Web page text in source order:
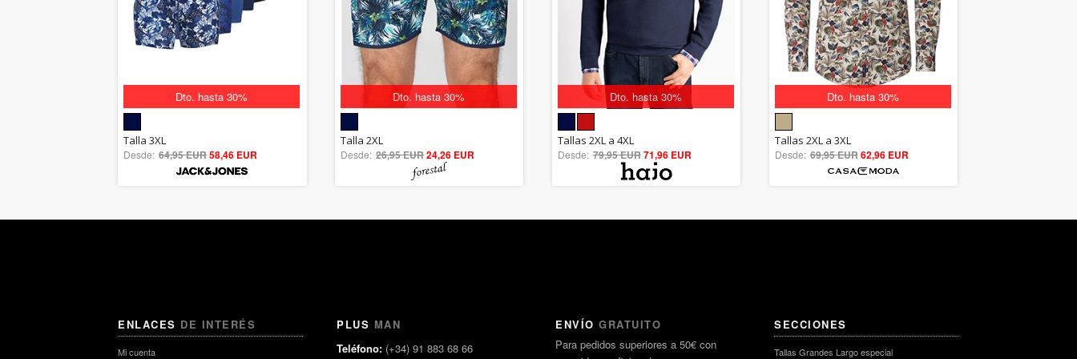
Dto. hasta 30%
out of 5
Talla 3XL
Desde: 64,95 EUR58,46 EUR
Dto. hasta 30%
out of 5
Talla 2XL
Desde: 26,95 EUR24,26 EUR
Dto. hasta 30%
5.00
out of 5
Tallas 2XL a 4XL
Desde: 79,95 EUR71,96 EUR
Dto. hasta 30%
5.00
out of 5
Tallas 2XL a 3XL
Desde: 69,95 EUR62,96 EUR
ENLACES DE INTERÉS
Mi cuenta
PLUS MAN
Teléfono: (+34) 91 883 68 66
ENVÍO GRATUITO
Para pedidos superiores a 50€ con
SECCIONES
Tallas Grandes Largo especial